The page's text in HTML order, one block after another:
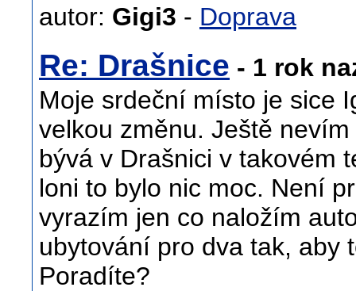
autor: Gigi3 - Doprava
Re: Drašnice - 1 rok
Moje srdeční místo je sice
velkou změnu. Ještě
bývá v Drašnici v takovém
loni to bylo nic moc. Není
vyrazím jen co naložím
ubytování pro dva tak, aby
Poradíte?